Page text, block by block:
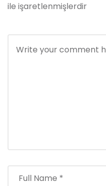
ile işaretlenmişlerdir